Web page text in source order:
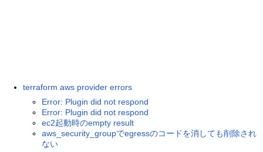
terraform aws provider errors
Error: Plugin did not respond
Error: Plugin did not respond
ec2起動時のempty result
aws_security_groupでegressのコードを消しても削除され
ない